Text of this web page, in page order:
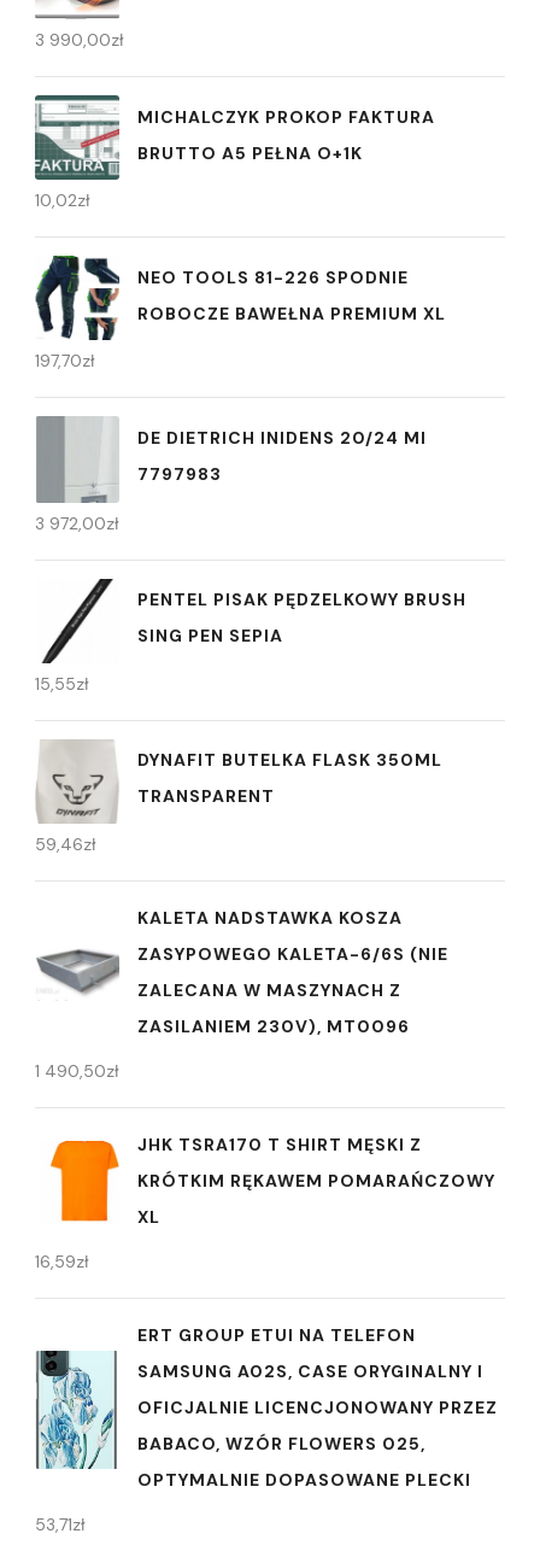
3 990,00zł
MICHALCZYK PROKOP FAKTURA
BRUTTO A5 PEŁNA O+1K
10,02zł
NEO TOOLS 81-226 SPODNIE
ROBOCZE BAWEŁNA PREMIUM XL
197,70zł
DE DIETRICH INIDENS 20/24 MI
7797983
3 972,00zł
PENTEL PISAK PĘDZELKOWY BRUSH
SING PEN SEPIA
15,55zł
DYNAFIT BUTELKA FLASK 350ML
TRANSPARENT
59,46zł
KALETA NADSTAWKA KOSZA
ZASYPOWEGO KALETA-6/6S (NIE
ZALECANA W MASZYNACH Z
ZASILANIEM 230V), MT0096
1 490,50zł
JHK TSRA170 T SHIRT MĘSKI Z
KRÓTKIM RĘKAWEM POMARAŃCZOWY
XL
16,59zł
ERT GROUP ETUI NA TELEFON
SAMSUNG A02S, CASE ORYGINALNY I
OFICJALNIE LICENCJONOWANY PRZEZ
BABACO, WZÓR FLOWERS 025,
OPTYMALNIE DOPASOWANE PLECKI
53,71zł